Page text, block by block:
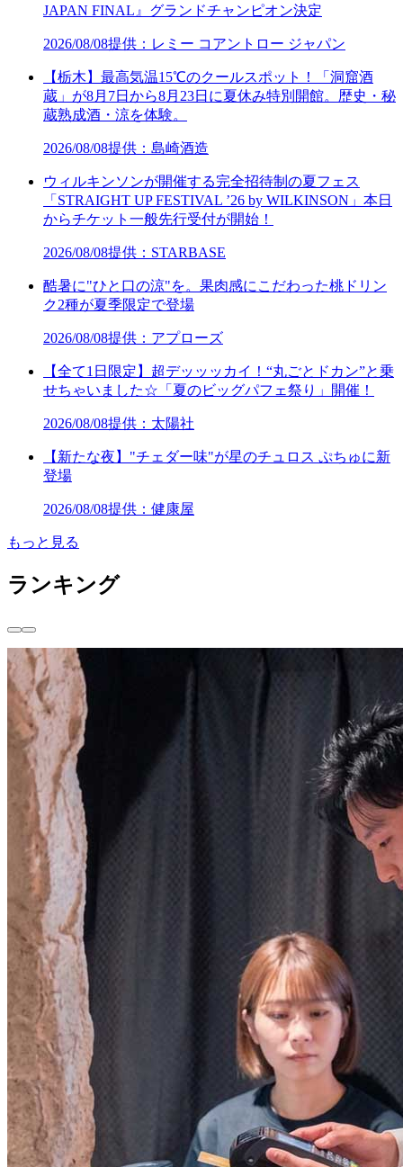
JAPAN FINAL』グランドチャンピオン決定
2026/08/08提供：レミー コアントロー ジャパン
【栃木】最高気温15℃のクールスポット！「洞窟酒
蔵」が8月7日から8月23日に夏休み特別開館。歴史・秘
蔵熟成酒・涼を体験。
2026/08/08提供：島崎酒造
ウィルキンソンが開催する完全招待制の夏フェス
「STRAIGHT UP FESTIVAL ’26 by WILKINSON」本日
からチケット一般先行受付が開始！
2026/08/08提供：STARBASE
酷暑に"ひと口の涼"を。果肉感にこだわった桃ドリン
ク2種が夏季限定で登場
2026/08/08提供：アプローズ
【全て1日限定】超デッッッカイ！“丸ごとドカン”と乗
せちゃいました☆「夏のビッグパフェ祭り」開催！
2026/08/08提供：太陽社
【新たな夜】"チェダー味"が星のチュロス ぷちゅに新
登場
2026/08/08提供：健康屋
もっと見る
ランキング